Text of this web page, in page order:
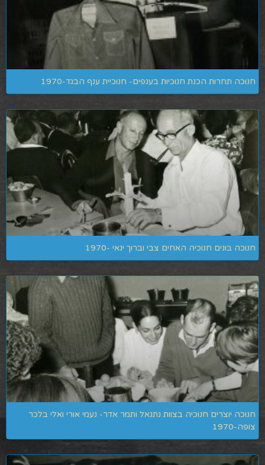
חנוכה תחרות הכנת חנוכיות בענפים- חנוכיית ענף הבגד-1970
חנוכה בונים חנוכיה האחים צבי וברוך ינאי -1970
חנוכה יוצרים חנוכיה בצוות נתנאל ותמר אדר- נעמי אורי ואלי בלכר
צופה-1970